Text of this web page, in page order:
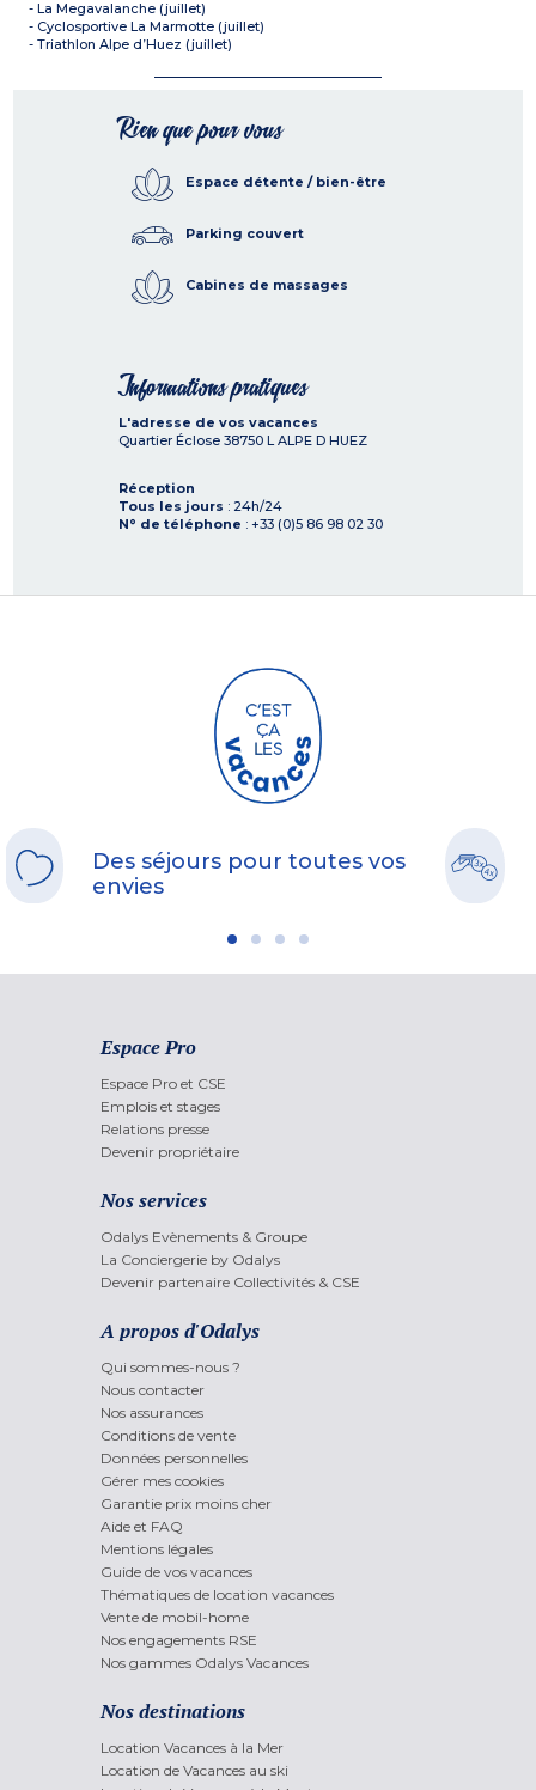
- La Megavalanche (juillet)
- Cyclosportive La Marmotte (juillet)
- Triathlon Alpe d’Huez (juillet)
Rien que pour vous
Espace détente / bien-être
Parking couvert
Cabines de massages
Informations pratiques
L'adresse de vos vacances
Quartier Éclose 38750 L ALPE D HUEZ
Réception
Tous les jours : 24h/24
N° de téléphone : +33 (0)5 86 98 02 30
Des séjours pour toutes vos
envies
Espace Pro
Espace Pro et CSE
Emplois et stages
Relations presse
Devenir propriétaire
Nos services
Odalys Evènements & Groupe
La Conciergerie by Odalys
Devenir partenaire Collectivités & CSE
A propos d'Odalys
Qui sommes-nous ?
Nous contacter
Nos assurances
Conditions de vente
Données personnelles
Gérer mes cookies
Garantie prix moins cher
Aide et FAQ
Mentions légales
Guide de vos vacances
Thématiques de location vacances
Vente de mobil-home
Nos engagements RSE
Nos gammes Odalys Vacances
Nos destinations
Location Vacances à la Mer
Location de Vacances au ski